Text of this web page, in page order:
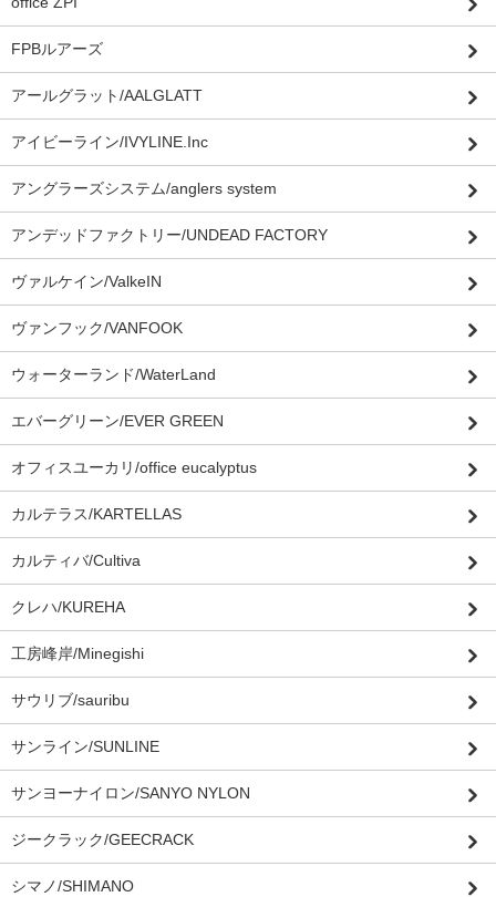
FPBルアーズ
アールグラット/AALGLATT
アイビーライン/IVYLINE.Inc
アングラーズシステム/anglers system
アンデッドファクトリー/UNDEAD FACTORY
ヴァルケイン/ValkeIN
ヴァンフック/VANFOOK
ウォーターランド/WaterLand
エバーグリーン/EVER GREEN
オフィスユーカリ/office eucalyptus
カルテラス/KARTELLAS
カルティバ/Cultiva
クレハ/KUREHA
工房峰岸/Minegishi
サウリブ/sauribu
サンライン/SUNLINE
サンヨーナイロン/SANYO NYLON
ジークラック/GEECRACK
シマノ/SHIMANO